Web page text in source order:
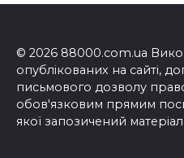
© 2026 88000.com.ua
опублікованих на сайті,
письмового дозволу
обов'язковим прямим
якої запозичений матеріал.